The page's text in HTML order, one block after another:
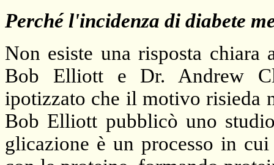
Perché l'incidenza di diabete
Non esiste una risposta chiara
Bob Elliott e Dr. Andrew
ipotizzato che il motivo risieda
Bob Elliott pubblicò uno
glicazione è un processo in